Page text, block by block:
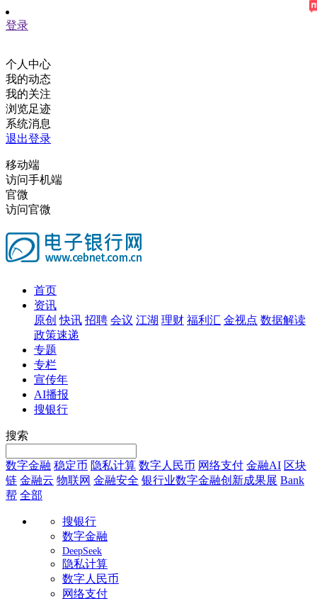
登录
个人中心
我的动态
我的关注
浏览足迹
系统消息
退出登录
移动端
访问手机端
官微
访问官微
首页
资讯
原创 快讯 招聘 会议 江湖 理财 福利汇 金视点 数据解读
政策速递
专题
专栏
宣传年
AI播报
搜银行
搜索
数字金融 稳定币 隐私计算 数字人民币 网络支付 金融AI 区块
链 金融云 物联网 金融安全 银行业数字金融创新成果展 Bank
帮 全部
搜银行
数字金融
DeepSeek
隐私计算
数字人民币
网络支付